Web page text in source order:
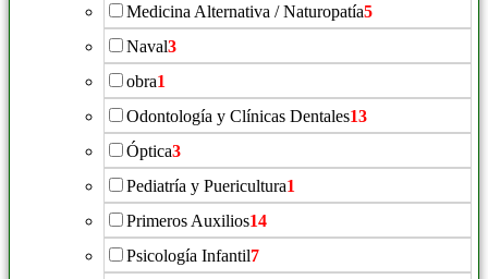
Medicina Alternativa / Naturopatía5
Naval3
obra1
Odontología y Clínicas Dentales13
Óptica3
Pediatría y Puericultura1
Primeros Auxilios14
Psicología Infantil7